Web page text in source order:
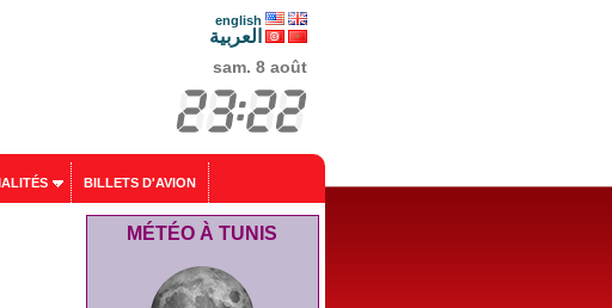
english
العربية
sam. 8 août
BILLETS D'AVION
MÉTÉO À TUNIS